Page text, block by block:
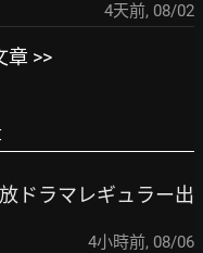
4天前, 08/02
章 >>
ドラマレギュラー出
4小時前, 08/06